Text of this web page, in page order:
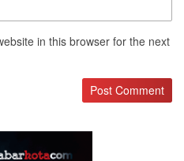
in this browser for the next